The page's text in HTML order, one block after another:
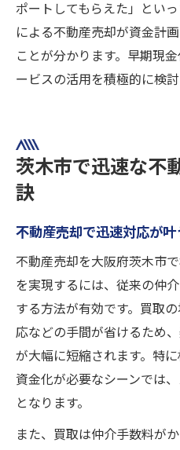
ポートしてもらえた」とい
による不動産売却が資金計
ことが分かります。早期現
ービスの活用を積極的に検討
茨木市で迅速な不
訣
不動産売却で迅速対応が叶
不動産売却を大阪府茨木市
を実現するには、従来の仲
する方法が有効です。買取
応などの手間が省けるため
が大幅に短縮されます。特
資金化が必要なシーンでは
となります。
また、買取は仲介手数料が